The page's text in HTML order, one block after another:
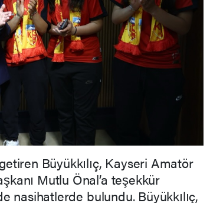
Büyükkılıç, Kayseri Amatör
Mutlu Önal’a teşekkür
nasihatlerde bulundu. Büyükkılıç,